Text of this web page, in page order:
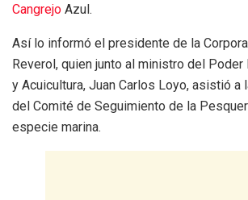
Cangrejo Azul.
Así lo informó el presidente de la
Reverol, quien junto al ministro del
y Acuicultura, Juan Carlos Loyo, asistió a
del Comité de Seguimiento de la
especie marina.